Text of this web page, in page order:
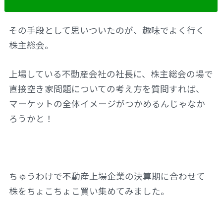
その手段として思いついたのが、趣味でよく行く
株主総会。
上場している不動産会社の社長に、株主総会の場で
直接空き家問題についての考え方を質問すれば、
マーケットの全体イメージがつかめるんじゃなか
ろうかと！
ちゅうわけで不動産上場企業の決算期に合わせて
株をちょこちょこ買い集めてみました。